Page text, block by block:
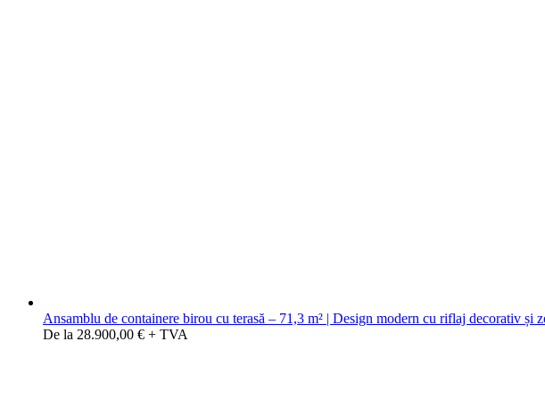
Ansamblu de containere birou cu terasă – 71,3 m² | Design modern cu riflaj decorativ și
De la 28.900,00 € + TVA